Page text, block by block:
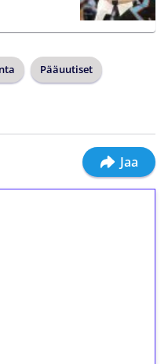
Pääuutiset
Jaa